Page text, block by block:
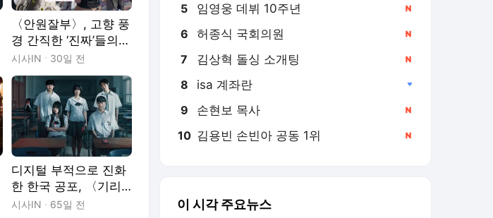
〈안원잘부〉, 고향 풍
경 간직한 ‘진짜’들의
“야호” [콘텐츠의 순간
들]
시사IN 30일 전
디지털 부적으로 진화
한 한국 공포, 〈기리
고〉 [콘텐츠의 순간
시사IN 65일 전
5
임영웅 데뷔 10주년
6
허종식 국회의원
7
김상혁 돌싱 소개팅
8
isa 계좌란
9
손현보 목사
10 김용빈 손빈아 공동 1위
이 시각 주요뉴스